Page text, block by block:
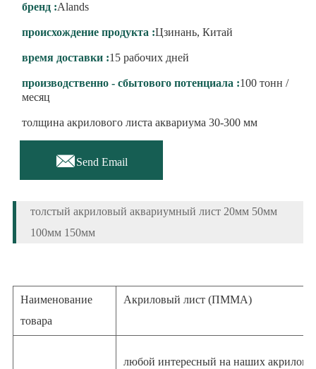
бренд :Alands
происхождение продукта :Цзинань, Китай
время доставки :15 рабочих дней
производственно - сбытового потенциала :100 тонн /
месяц
толщина акрилового листа аквариума 30-300 мм
Send Email
толстый акриловый аквариумный лист 20мм 50мм
100мм 150мм
Наименование
товара
Акриловый лист (ПММА)
любой интересный на наших